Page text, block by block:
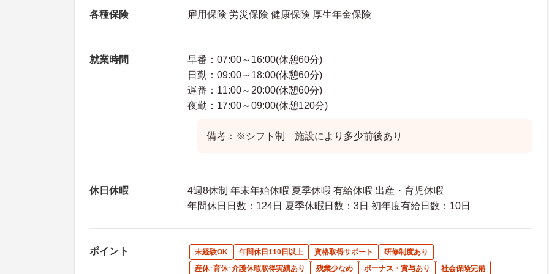
各種保険 雇用保険 労災保険 健康保険 厚生年金保険
就業時間
早番：07:00～16:00(休憩60分)
日勤：09:00～18:00(休憩60分)
遅番：11:00～20:00(休憩60分)
夜勤：17:00～09:00(休憩120分)
備考：※シフト制 施設により多少前後あり
休日休暇
4週8休制 年末年始休暇 夏季休暇 有給休暇 出産・育児休暇
年間休日日数：124日 夏季休暇日数：3日 初年度有給日数：10日
ポイント 未経験OK 年間休日110日以上 資格取得サポート
研修制度あり
産休･育休･介護休暇取得実績あり
残業少なめ ボーナス・賞与あり 社会保険完備